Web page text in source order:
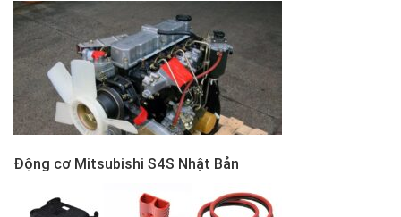
Động cơ Mitsubishi S4S Nhật Bản